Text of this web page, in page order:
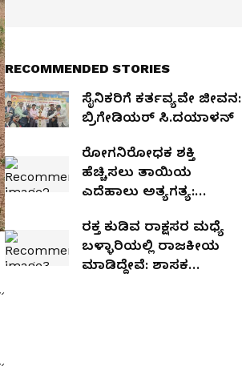
RECOMMENDED STORIES
ಸೈನಿಕರಿಗೆ ಕರ್ತವ್ಯವೇ ಜೀವನ:
ಬ್ರಿಗೇಡಿಯರ್ ಸಿ.ದಯಾಳನ್
ರೋಗನಿರೋಧಕ ಶಕ್ತಿ
ಹೆಚ್ಚಿಸಲು ತಾಯಿಯ
ಎದೆಹಾಲು ಅತ್ಯಗತ್ಯ:
ರಕ್ತ ಕುಡಿವ ರಾಕ್ಷಸರ ಮಧ್ಯೆ
ಬಳ್ಳಾರಿಯಲ್ಲಿ ರಾಜಕೀಯ
ಮಾಡಿದ್ದೇವೆ: ಶಾಸಕ